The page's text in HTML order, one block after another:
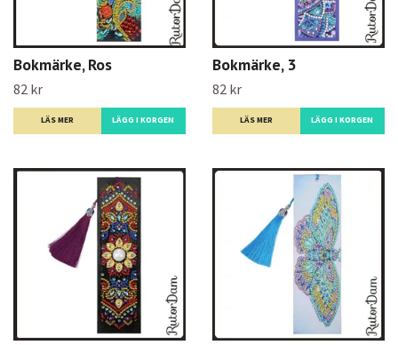
Bokmärke, Ros
82 kr
LÄS MER
Bokmärke, 3
82 kr
LÄS MER